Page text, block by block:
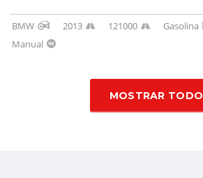
BMW 2013 121000 Gasolina
Manual
MOSTRAR TODO